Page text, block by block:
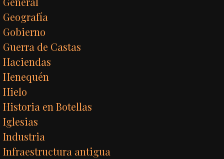
Geografía
Gobierno
Guerra de Castas
Haciendas
Henequén
Hielo
Historia en Botellas
Iglesias
Industria
Infraestructura antigua